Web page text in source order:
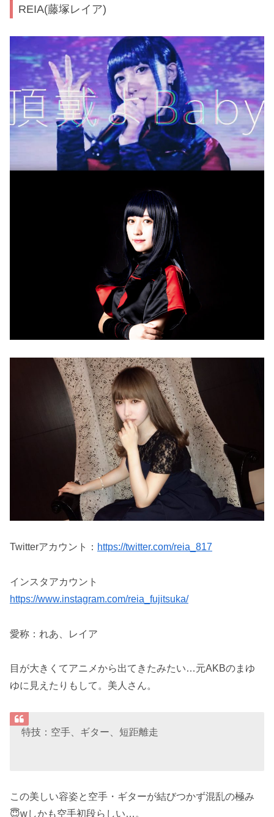
REIA(藤塚レイア)
Twitterアカウント： https://twitter.com/reia_817
インスタアカウント
https://www.instagram.com/reia_fujitsuka/
愛称：れあ、レイア
目が大きくてアニメから出てきたみたい…元AKBのまゆ
ゆに見えたりもして。美人さん。
特技：空手、ギター、短距離走
この美しい容姿と空手・ギターが結びつかず混乱の極み
😇wしかも空手初段らしい…。